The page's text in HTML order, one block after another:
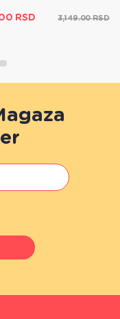
RSD 3,149.00 RSD